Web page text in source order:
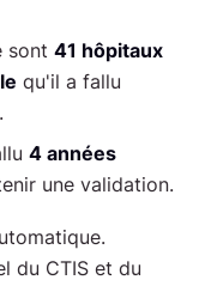
sont 41 hôpitaux
qu'il a fallu
4 années
une validation.
du CTIS et du